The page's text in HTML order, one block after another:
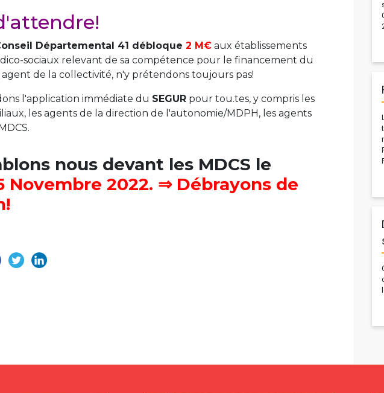
Départemental 41 débloque 2 M€ aux établissements
sociaux relevant de sa compétence pour le financement du
agent de la collectivité, n'y prétendons toujours pas!
l'application immédiate du SEGUR pour tou.tes, y compris les
les agents de la direction de l'autonomie/MDPH, les agents
nous devant les MDCS le
Novembre 2022. ⇒ Débrayons de